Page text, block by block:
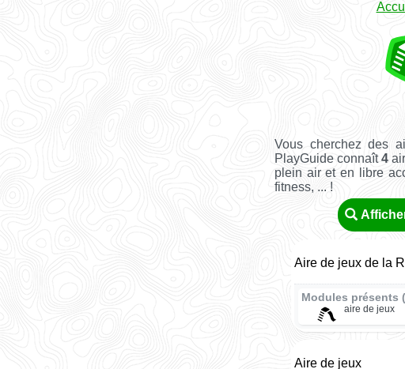
Vous cherchez des
PlayGuide connaît4
plein air et en libre
fitness, ... !
Aire de jeux de la
Modules présents
aire de jeux
Aire de jeux